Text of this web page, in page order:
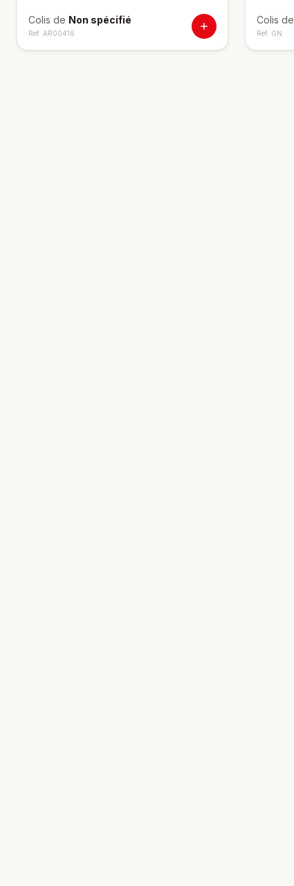
Colis de Non spécifié
Ref. AR00416
Colis de
Ref. GN